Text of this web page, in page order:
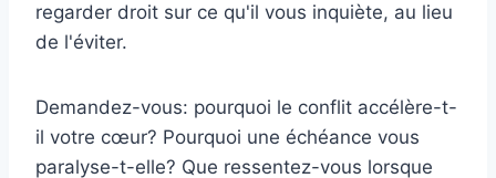
regarder droit sur ce qu'il vous inquiète, au lieu
de l'éviter.
Demandez-vous: pourquoi le conflit accélère-t-
il votre cœur? Pourquoi une échéance vous
paralyse-t-elle? Que ressentez-vous lorsque